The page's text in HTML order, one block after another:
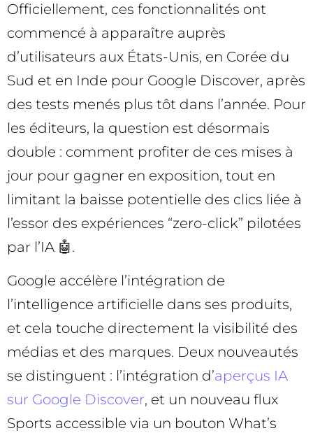
Officiellement, ces fonctionnalités ont
commencé à apparaître auprès
d’utilisateurs aux États-Unis, en Corée du
Sud et en Inde pour Google Discover, après
des tests menés plus tôt dans l’année. Pour
les éditeurs, la question est désormais
double : comment profiter de ces mises à
jour pour gagner en exposition, tout en
limitant la baisse potentielle des clics liée à
l’essor des expériences “zero-click” pilotées
par l’IA 🤖.
Google accélère l’intégration de
l’intelligence artificielle dans ses produits,
et cela touche directement la visibilité des
médias et des marques. Deux nouveautés
se distinguent : l’intégration d’aperçus IA
sur Google Discover, et un nouveau flux
Sports accessible via un bouton What’s